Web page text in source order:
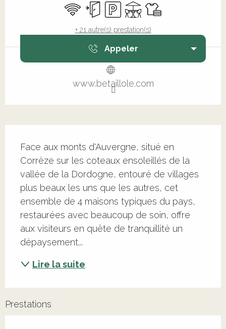
WiFi Entrée indépendante
ParkingTerrasseDraps et linge
+ 21 autre(s) prestation(s)
Appeler
www.betaillole.com
Face aux monts d'Auvergne, situé en
Corrèze sur les coteaux ensoleillés de la
vallée de la Dordogne, entouré de villages
plus beaux les uns que les autres, cet
ensemble de 4 maisons typiques du pays,
restaurées avec beaucoup de soin, offre
aux visiteurs en quête de tranquillité un
dépaysement...
Lire la suite
Prestations